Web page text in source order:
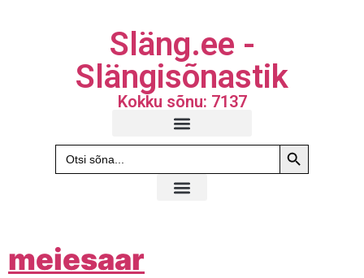
Släng.ee -
Slängisõnastik
Kokku sõnu: 7137
Search
for:
Search
meiesaar